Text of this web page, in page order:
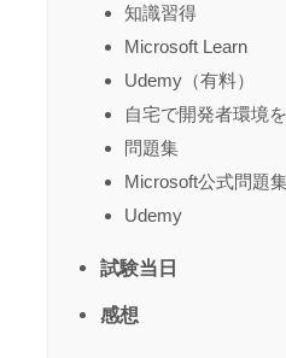
知識習得
Microsoft Learn
Udemy（有料）
自宅で開発者環境
問題集
Microsoft公式問題
Udemy
試験当日
感想